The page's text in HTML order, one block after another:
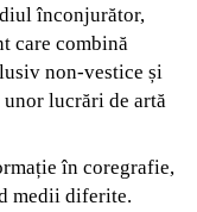
înconjurător,
care combină
non-vestice și
lucrări de artă
în coregrafie,
medii diferite.